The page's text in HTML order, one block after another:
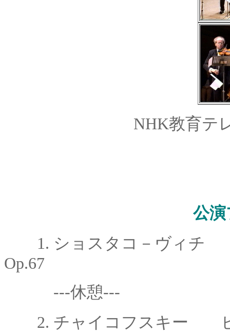
NHK教育テ
公
1. ショスタコ－ヴィ
Op.67
---休憩---
2. チャイコフスキー